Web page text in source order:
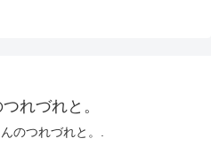
れづれと。
のつれづれと。.